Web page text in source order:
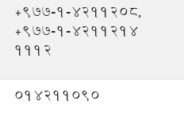
+977-1-4211208,
+977-1-4211214
1112
014211090